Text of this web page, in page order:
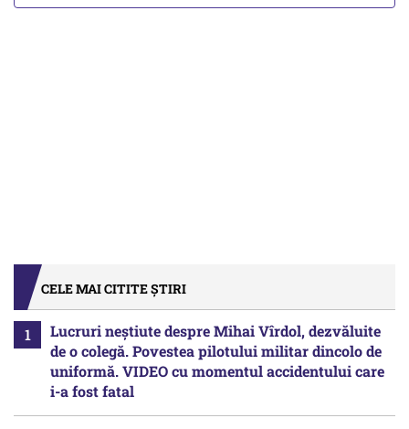
CELE MAI CITITE ȘTIRI
Lucruri neștiute despre Mihai Vîrdol, dezvăluite
de o colegă. Povestea pilotului militar dincolo de
uniformă. VIDEO cu momentul accidentului care
i-a fost fatal